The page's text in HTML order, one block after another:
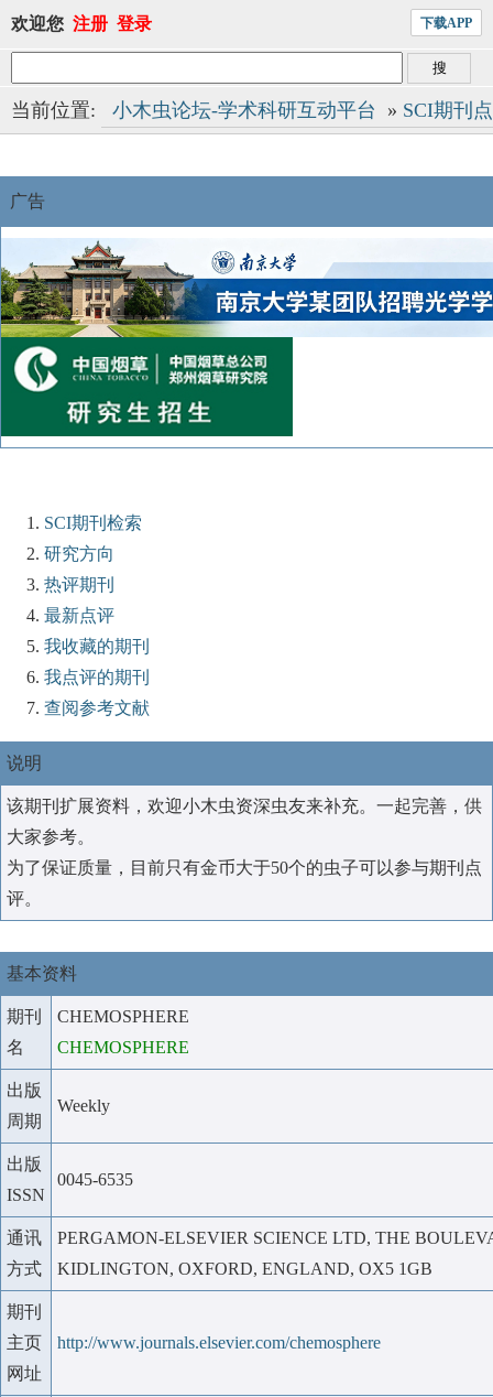
欢迎您 注册 登录 下载APP
当前位置: 小木虫论坛-学术科研互动平台 » SCI期刊
广告
SCI期刊检索
研究方向
热评期刊
最新点评
我收藏的期刊
我点评的期刊
查阅参考文献
说明
该期刊扩展资料，欢迎小木虫资深虫友来补充。一起完善，供
大家参考。
为了保证质量，目前只有金币大于50个的虫子可以参与期刊点
评。
基本资料
期刊
名
CHEMOSPHERE
CHEMOSPHERE
出版
周期
Weekly
出版
ISSN
0045-6535
通讯
方式
PERGAMON-ELSEVIER SCIENCE LTD, THE
KIDLINGTON, OXFORD, ENGLAND, OX5 1GB
期刊
主页
网址
http://www.journals.elsevier.com/chemosphere